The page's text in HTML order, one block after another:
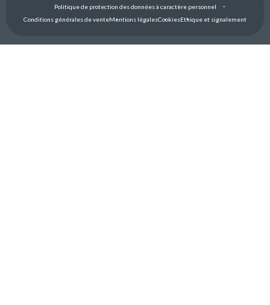
Politique de protection des données à caractère personnel
Conditions générales de venteMentions légalesCookiesEthique et signalement